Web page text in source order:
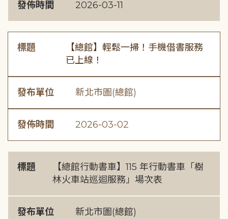
發佈時間 2026-03-11
標題
【總館】輕鬆一掃！手機借書服務
已上線！
發布單位 新北市圖(總館)
發佈時間 2026-03-02
標題
【總館行動書車】115 年行動書車「樹
林火車站巡迴服務」場次表
發布單位 新北市圖(總館)